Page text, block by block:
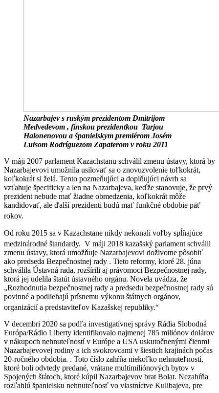
Nazarbajev s ruským prezidentom Dmitrijom
Medvedevom , fínskou prezidentkou Tarjou
Halonenovou a španielskym premiérom Josém
Luisom Rodríguezom Zapaterom v roku 2011
V máji 2007 parlament Kazachstanu schválil zmenu ústavy, ktorá by
Nazarbajevovi umožnila usilovať sa o znovuzvolenie toľkokrát,
koľkokrát si želá. Tento pozmeňujúci a doplňujúci návrh sa
vzťahuje špecificky a len na Nazarbajeva, keďže stanovuje, že prvý
prezident nebude mať žiadne obmedzenia, koľkokrát môže
kandidovať, ale ďalší prezidenti budú mať funkčné obdobie päť
rokov.
Od roku 2015 sa v Kazachstane nikdy nekonali voľby spĺňajúce
medzinárodné štandardy. V máji 2018 kazašský parlament schválil
zmenu ústavy, ktorá umožňuje Nazarbajevovi doživotne pôsobiť
ako predseda Bezpečnostnej rady . Tieto reformy, ktoré 28. júna
schválila Ústavná rada, rozšírili aj právomoci Bezpečnostnej rady,
ktorá jej udelila štatút ústavného orgánu. Novela uvádza, že
„Rozhodnutia bezpečnostnej rady a predsedu bezpečnostnej rady sú
povinné a podliehajú prísnemu výkonu štátnych orgánov,
organizácií a predstaviteľov Kazašskej republiky.“
V decembri 2020 sa podľa investigatívnej správy Rádia Slobodná
Európa/Rádio Liberty identifikovalo najmenej 785 miliónov dolárov
v nákupoch nehnuteľností v Európe a USA uskutočnenými členmi
Nazarbajevovej rodiny a ich svokrovcami v šiestich krajinách počas
20-ročného obdobia. . Toto číslo zahŕňa niekoľko nehnuteľností,
ktoré boli odvtedy predané, vrátane multimiliónových bytov v
Spojených štátoch, ktoré kúpil Nazarbajevov brat Bolat. Nezahŕňa
rozľahlú španielsku nehnuteľnosť vo vlastníctve Kulibajeva, pre